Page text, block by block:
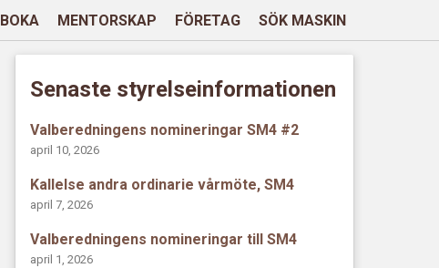
BOKA MENTORSKAP FÖRETAG SÖK MASKIN
Senaste styrelseinformationen
Valberedningens nomineringar SM4 #2
april 10, 2026
Kallelse andra ordinarie vårmöte, SM4
april 7, 2026
Valberedningens nomineringar till SM4
april 1, 2026